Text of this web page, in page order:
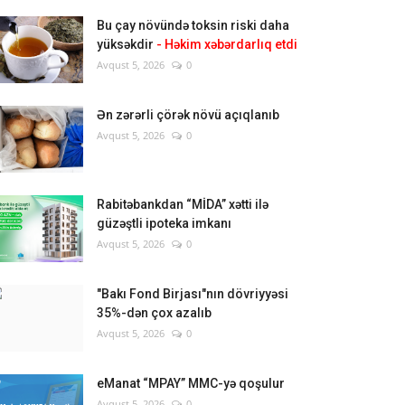
Bu çay növündə toksin riski daha
yüksəkdir - Həkim xəbərdarlıq etdi
Avqust 5, 2026 0
Ən zərərli çörək növü açıqlanıb
Avqust 5, 2026 0
Rabitəbankdan “MİDA” xətti ilə
güzəştli ipoteka imkanı
Avqust 5, 2026 0
"Bakı Fond Birjası"nın dövriyyəsi
35%-dən çox azalıb
Avqust 5, 2026 0
eManat “MPAY” MMC-yə qoşulur